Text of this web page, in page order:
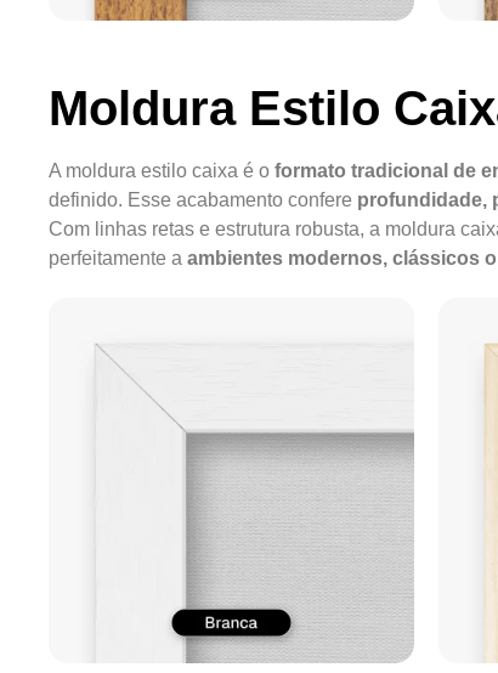
Moldura Estilo
A moldura estilo caixa é o formato tradicional de
definido. Esse acabamento confere profundidade,
Com linhas retas e estrutura robusta, a moldura
perfeitamente a ambientes modernos, clássicos